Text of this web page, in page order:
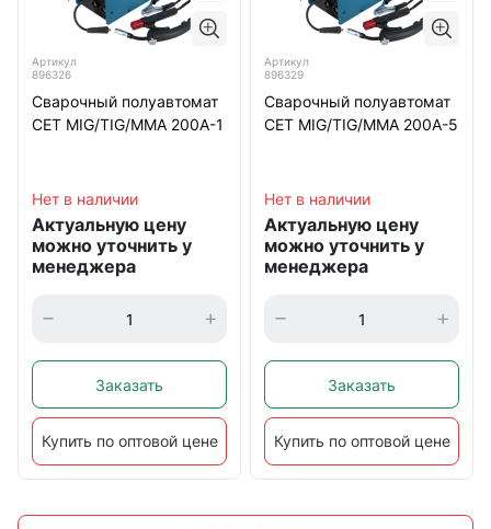
Артикул
896326
Сварочный полуавтомат
CET MIG/TIG/MMA 200A-1
Нет в наличии
Актуальную цену
можно уточнить у
менеджера
Заказать
Купить по оптовой цене
Артикул
896329
Сварочный полуавтомат
CET MIG/TIG/MMA 200A-5
Нет в наличии
Актуальную цену
можно уточнить у
менеджера
Заказать
Купить по оптовой цене